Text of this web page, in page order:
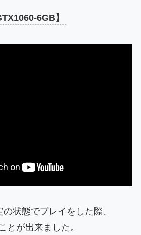
6GB】
状態でプレイをした際、
とが出来ました。